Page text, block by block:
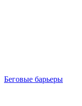
Беговые барьеры